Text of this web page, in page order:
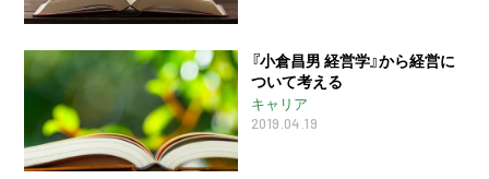
『小倉昌男 経営学』から経営に
ついて考える
キャリア
2019.04.19